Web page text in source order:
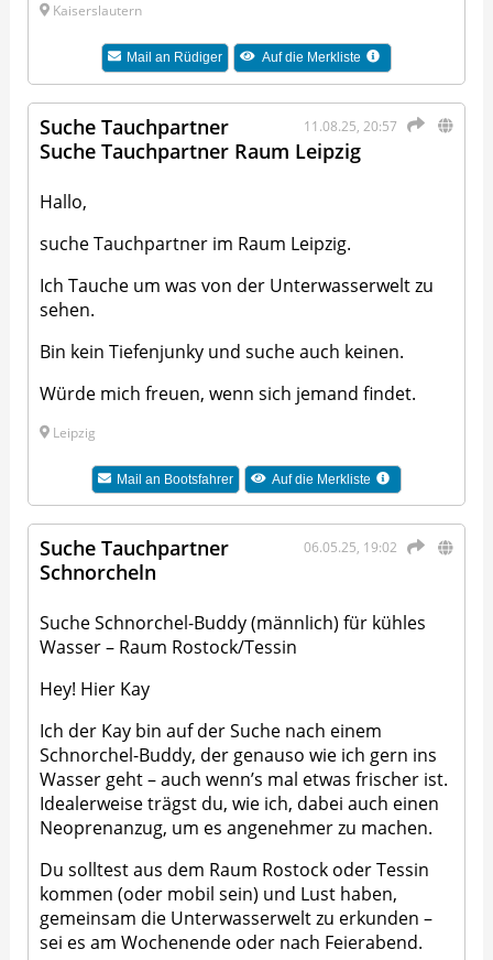
Kaiserslautern
Mail an Rüdiger Auf die Merkliste
11.08.25, 20:57
Suche Tauchpartner
Suche Tauchpartner Raum Leipzig
Hallo,
suche Tauchpartner im Raum Leipzig.
Ich Tauche um was von der Unterwasserwelt zu
sehen.
Bin kein Tiefenjunky und suche auch keinen.
Würde mich freuen, wenn sich jemand findet.
Leipzig
Mail an Bootsfahrer Auf die Merkliste
06.05.25, 19:02
Suche Tauchpartner
Schnorcheln
Suche Schnorchel-Buddy (männlich) für kühles
Wasser – Raum Rostock/Tessin
Hey! Hier Kay
Ich der Kay bin auf der Suche nach einem
Schnorchel-Buddy, der genauso wie ich gern ins
Wasser geht – auch wenn’s mal etwas frischer ist.
Idealerweise trägst du, wie ich, dabei auch einen
Neoprenanzug, um es angenehmer zu machen.
Du solltest aus dem Raum Rostock oder Tessin
kommen (oder mobil sein) und Lust haben,
gemeinsam die Unterwasserwelt zu erkunden –
sei es am Wochenende oder nach Feierabend.